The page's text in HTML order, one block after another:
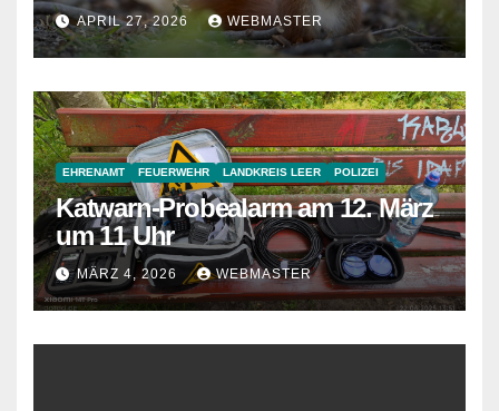
APRIL 27, 2026 WEBMASTER
EHRENAMT FEUERWEHR LANDKREIS LEER POLIZEI
Katwarn-Probealarm am 12. März
um 11 Uhr
MÄRZ 4, 2026 WEBMASTER